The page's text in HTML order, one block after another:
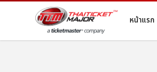
หน้าแรก